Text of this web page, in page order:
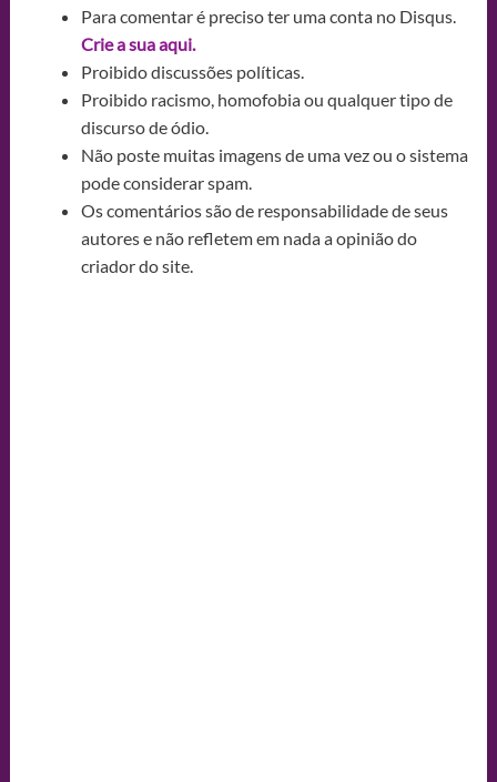
Para comentar é preciso ter uma conta no Disqus.
Crie a sua aqui.
Proibido discussões políticas.
Proibido racismo, homofobia ou qualquer tipo de
discurso de ódio.
Não poste muitas imagens de uma vez ou o sistema
pode considerar spam.
Os comentários são de responsabilidade de seus
autores e não refletem em nada a opinião do
criador do site.